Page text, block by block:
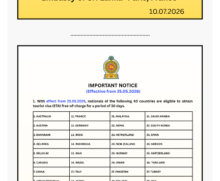
......................................................